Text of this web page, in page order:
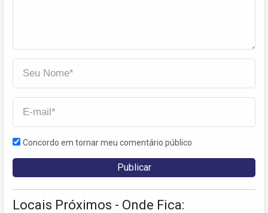
Concordo em tornar meu comentário público
Locais Próximos - Onde Fica: